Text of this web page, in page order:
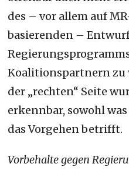
des – vor allem auf
basierenden –
Koalitionspartnern zu
der „rechten“ Seite
erkennbar, sowohl
das Vorgehen betrifft.
Vorbehalte gegen